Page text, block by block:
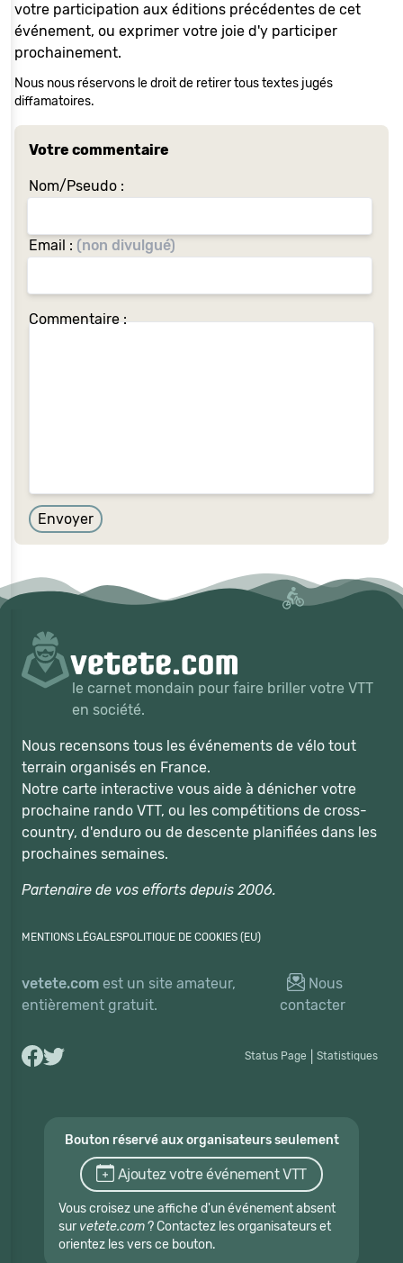
votre participation aux éditions précédentes de cet
événement, ou exprimer votre joie d'y participer
prochainement.
Nous nous réservons le droit de retirer tous textes jugés
diffamatoires.
Votre commentaire
Nom/Pseudo :
Email : (non divulgué)
Commentaire :
Envoyer
le carnet mondain pour faire briller votre VTT
en société.
Nous recensons tous les événements de vélo tout
terrain organisés en France.
Notre carte interactive vous aide à dénicher votre
prochaine rando VTT, ou les compétitions de cross-
country, d'enduro ou de descente planifiées dans les
prochaines semaines.
Partenaire de vos efforts depuis 2006.
MENTIONS LÉGALESPOLITIQUE DE COOKIES (EU)
vetete.com est un site amateur,
entièrement gratuit.
Nous
contacter
Status Page Statistiques
Bouton réservé aux organisateurs seulement
Ajoutez votre événement VTT
Vous croisez une affiche d'un événement absent
sur vetete.com? Contactez les organisateurs et
orientez les vers ce bouton.